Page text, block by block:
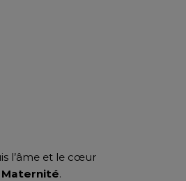
l’âme et le cœur
.